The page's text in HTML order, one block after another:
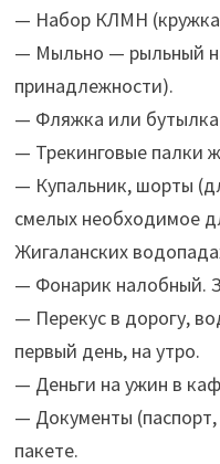
— Набор КЛМН
— Мыльно — рыльный
принадлежности).
— Фляжка или
— Трекинговые палки
— Купальник, шорты
смелых необходимое
Жигаланских
— Фонарик налобный.
— Перекус в дорогу,
первый день, на утро.
— Деньги на ужин в
— Документы
пакете.